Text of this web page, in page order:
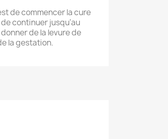
de commencer la cure
continuer jusqu'au
de la levure de
la gestation.